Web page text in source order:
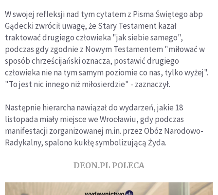
W swojej refleksji nad tym cytatem z Pisma Świętego abp
Gądecki zwrócił uwagę, że Stary Testament kazał
traktować drugiego człowieka "jak siebie samego",
podczas gdy zgodnie z Nowym Testamentem "miłować w
sposób chrześcijański oznacza, postawić drugiego
człowieka nie na tym samym poziomie co nas, tylko wyżej".
"To jest nic innego niż miłosierdzie" - zaznaczył.
Następnie hierarcha nawiązał do wydarzeń, jakie 18
listopada miały miejsce we Wrocławiu, gdy podczas
manifestacji zorganizowanej m.in. przez Obóz Narodowo-
Radykalny, spalono kukłę symbolizującą Żyda.
DEON.PL POLECA